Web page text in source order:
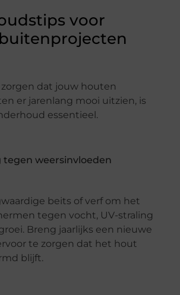
voor
dat jouw houten
er jarenlang mooi uitzien, is
essentieel.
tegen weersinvloeden
beits of verf om het
tegen vocht, UV-straling
Breng jaarlijks een nieuwe
te zorgen dat het hout
blijft.